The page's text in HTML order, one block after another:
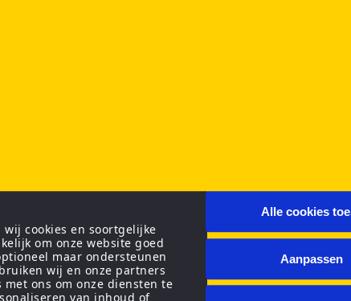
cookies en soortgelijke
om onze website goed
maar ondersteunen
wij en onze partners
ons om onze diensten te
van inhoud of
Alle cookies
Aanpassen